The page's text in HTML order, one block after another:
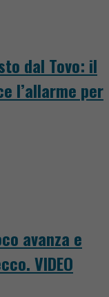
dal Tovo: il
l’allarme per
avanza e
VIDEO